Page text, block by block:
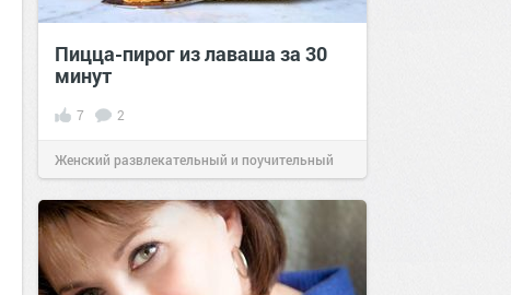
Пицца-пирог из лаваша за 30
минут
7 2
Женский развлекательный и поучительный
сайт.23:5713 авг 2023